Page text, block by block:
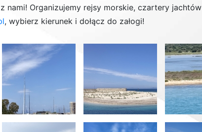
nami! Organizujemy rejsy morskie, czartery jachtów
, wybierz kierunek i dołącz do załogi!